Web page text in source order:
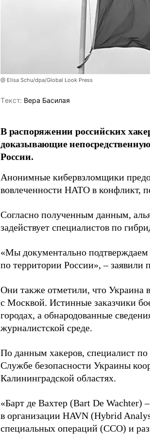
@ Elisa Schu/dpa/Global Look Press
Tекст: Вера Басилая
В распоряжении российских
доказывающие
России.
Анонимные кибервзломщики
вовлеченности НАТО в конфликт,
Согласно полученным данным,
задействует специалистов по
«Мы документально
по территории России», – заявили
Они также отметили, что Украина
с Москвой. Истинные заказчики
городах, а обнародованные
журналистской среде.
По данным хакеров, специалист по
Службе безопасности Украины
Калининградской областях.
«Барт де Вахтер (Bart De Wachter)
в организации HAVN (Hybrid
специальных операций (ССО) и